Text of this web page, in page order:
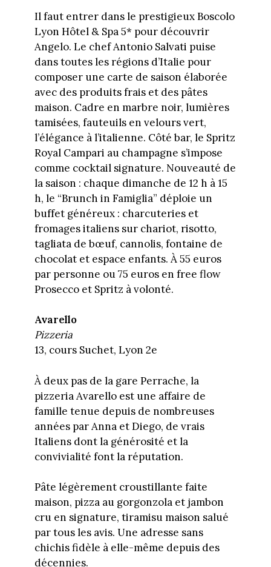
Il faut entrer dans le prestigieux Boscolo
Lyon Hôtel & Spa 5* pour découvrir
Angelo. Le chef Antonio Salvati puise
dans toutes les régions d’Italie pour
composer une carte de saison élaborée
avec des produits frais et des pâtes
maison. Cadre en marbre noir, lumières
tamisées, fauteuils en velours vert,
l’élégance à l’italienne. Côté bar, le Spritz
Royal Campari au champagne s’impose
comme cocktail signature. Nouveauté de
la saison : chaque dimanche de 12 h à 15
h, le “Brunch in Famiglia” déploie un
buffet généreux : charcuteries et
fromages italiens sur chariot, risotto,
tagliata de bœuf, cannolis, fontaine de
chocolat et espace enfants. À 55 euros
par personne ou 75 euros en free flow
Prosecco et Spritz à volonté.
Avarello
Pizzeria
13, cours Suchet, Lyon 2e
À deux pas de la gare Perrache, la
pizzeria Avarello est une affaire de
famille tenue depuis de nombreuses
années par Anna et Diego, de vrais
Italiens dont la générosité et la
convivialité font la réputation.
Pâte légèrement croustillante faite
maison, pizza au gorgonzola et jambon
cru en signature, tiramisu maison salué
par tous les avis. Une adresse sans
chichis fidèle à elle-même depuis des
décennies.